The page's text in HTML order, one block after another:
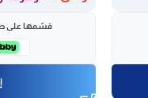
قسّمها على